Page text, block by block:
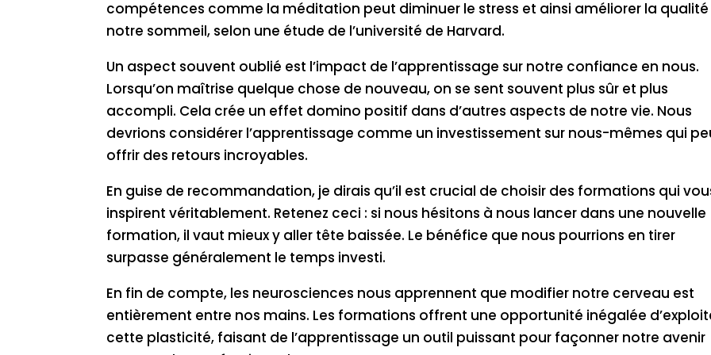
compétences comme la méditation peut diminuer le stress et ainsi améliorer la qualité
notre sommeil, selon une étude de l’université de Harvard.
Un aspect souvent oublié est l’impact de l’apprentissage sur notre confiance en nous.
Lorsqu’on maîtrise quelque chose de nouveau, on se sent souvent plus sûr et plus
accompli. Cela crée un effet domino positif dans d’autres aspects de notre vie. Nous
devrions considérer l’apprentissage comme un investissement sur nous-mêmes qui
offrir des retours incroyables.
En guise de recommandation, je dirais qu’il est crucial de choisir des formations qui
inspirent véritablement. Retenez ceci : si nous hésitons à nous lancer dans une nouvelle
formation, il vaut mieux y aller tête baissée. Le bénéfice que nous pourrions en tirer
surpasse généralement le temps investi.
En fin de compte, les neurosciences nous apprennent que modifier notre cerveau est
entièrement entre nos mains. Les formations offrent une opportunité inégalée
cette plasticité, faisant de l’apprentissage un outil puissant pour façonner notre avenir